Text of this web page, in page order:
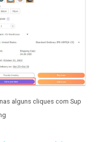
alguns cliques com Sup